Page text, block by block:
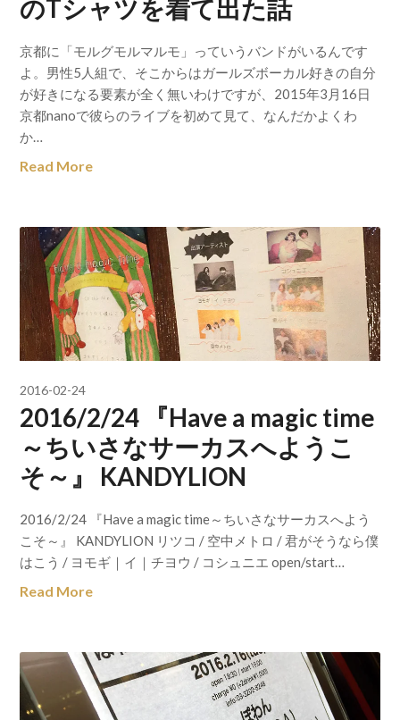
のTシャツを着て出た話
京都に「モルグモルマルモ」っていうバンドがいるんです
よ。男性5人組で、そこからはガールズボーカル好きの自分
が好きになる要素が全く無いわけですが、2015年3月16日
京都nanoで彼らのライブを初めて見て、なんだかよくわ
か…
Read More
2016-02-24
2016/2/24 『Have a magic time
～ちいさなサーカスへようこ
そ～』 KANDYLION
2016/2/24 『Have a magic time～ちいさなサーカスへよう
こそ～』 KANDYLION リツコ / 空中メトロ / 君がそうなら僕
はこう / ヨモギ｜イ｜チヨウ / コシュニエ open/start…
Read More